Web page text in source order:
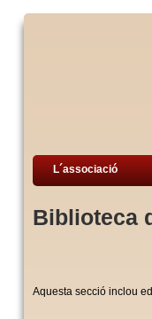
L´associació
Biblioteca
Aquesta secció inclou